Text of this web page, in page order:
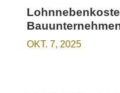
OKT. 7, 2025